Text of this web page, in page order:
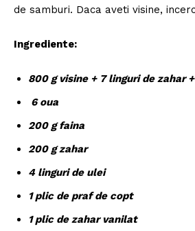
de samburi. Daca aveti visine,
Ingrediente:
800 g visine + 7 linguri de zahar
6 oua
200 g faina
200 g zahar
4 linguri de ulei
1 plic de praf de copt
1 plic de zahar vanilat